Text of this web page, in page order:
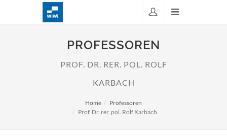
PROFESSOREN
PROF. DR. RER. POL. ROLF
KARBACH
Home
Professoren
Prof. Dr. rer. pol. Rolf Karbach